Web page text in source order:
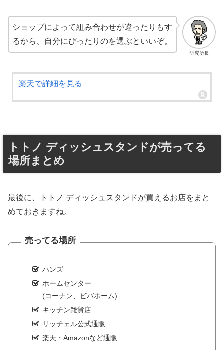
研究所長
ショップによって組み合わせが違ったりもす
るから、自分にぴったりのを選ぶといいぞ。
楽天で詳細を見る
トトノ ディッシュスタンドが売ってる
場所まとめ
最後に、トトノ ディッシュスタンドが買えるお店をまと
めておきますね。
売ってる場所
ハンズ
ホームセンター
(コーナン、ビバホーム)
キッチン雑貨店
リッチェル公式通販
楽天・Amazonなど通販